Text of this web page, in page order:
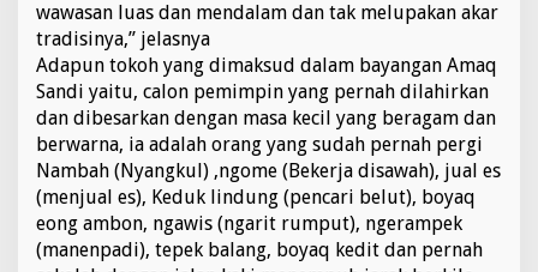
a
a
L
o
i
m
2
0
1
7
wawasan luas dan mendalam dan tak melupakan akar
tradisinya,” jelasnya
Adapun tokoh yang dimaksud dalam bayangan Amaq
Sandi yaitu, calon pemimpin yang pernah dilahirkan
dan dibesarkan dengan masa kecil yang beragam dan
berwarna, ia adalah orang yang sudah pernah pergi
Nambah (Nyangkul) ,ngome (Bekerja disawah), jual es
(menjual es), Keduk lindung (pencari belut), boyaq
eong ambon, ngawis (ngarit rumput), ngerampek
(manenpadi), tepek balang, boyaq kedit dan pernah